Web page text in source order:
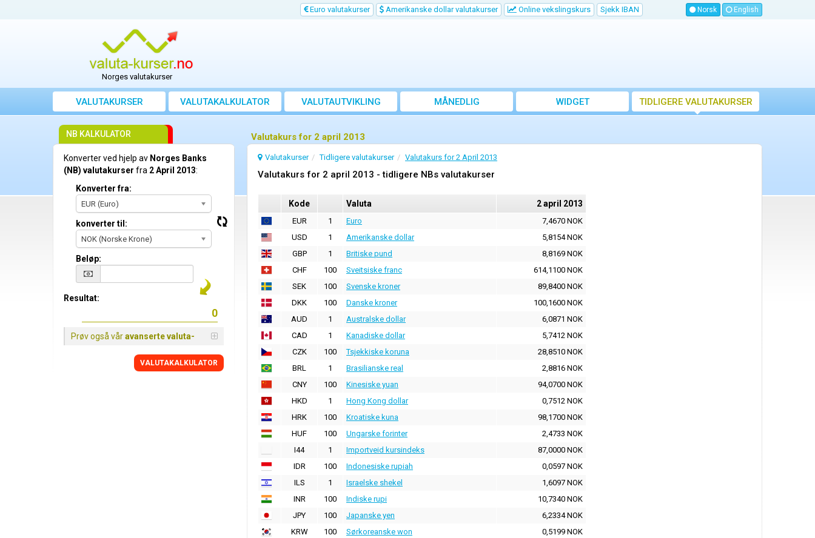
Euro valutakurser Amerikanske dollar valutakurser Online vekslingskurs Sjekk IBAN Norsk English
Norges valutakurser
VALUTAKURSER VALUTAKALKULATOR VALUTAUTVIKLING
MÅNEDLIG
GJENNOMSNITTSKURS
WIDGET TIDLIGERE VALUTAKURSER
Valutakurs for 2 april 2013
Valutakurser Tidligere valutakurser Valutakurs for 2 April 2013
Valutakurs for 2 april 2013 - tidligere NBs valutakurser
Kode Valuta 2 april 2013
EUR 1 Euro
7,4670 NOK
USD
1 Amerikanske dollar
5,8154 NOK
GBP
1 Britiske pund
8,8169 NOK
CHF
100 Sveitsiske franc
614,1100 NOK
SEK
100 Svenske kroner
89,8400 NOK
DKK
100 Danske kroner
100,1600 NOK
AUD
1 Australske dollar
6,0871 NOK
CAD
1 Kanadiske dollar
5,7412 NOK
CZK
100 Tsjekkiske koruna
28,8510 NOK
BRL
1 Brasilianske real
2,8816 NOK
CNY
100 Kinesiske yuan
94,0700 NOK
HKD
1 Hong Kong dollar
0,7512 NOK
HRK
100 Kroatiske kuna
98,1700 NOK
HUF
100 Ungarske forinter
2,4733 NOK
I44
1 Importveid kursindeks
87,0000 NOK
IDR
100 Indonesiske rupiah
0,0597 NOK
ILS
1 Israelske shekel
1,6097 NOK
INR
100 Indiske rupi
10,7340 NOK
JPY
100 Japanske yen
6,2334 NOK
KRW
100 Sørkoreanske won
0,5199 NOK
NB KALKULATOR
Konverter ved hjelp av Norges Banks
(NB) valutakurser fra 2 April 2013:
Konverter fra:
EUR (Euro)
konverter til:
NOK (Norske Krone)
Beløp:
Resultat:
Prøv også våravanserte valuta-
VALUTAKALKULATOR